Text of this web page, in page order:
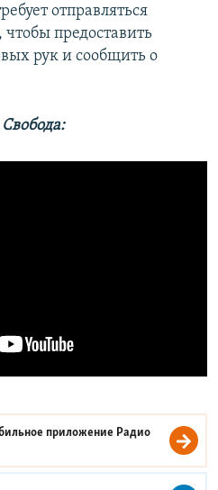
отправляться
чтобы предоставить
рук и сообщить о
приложение Радио